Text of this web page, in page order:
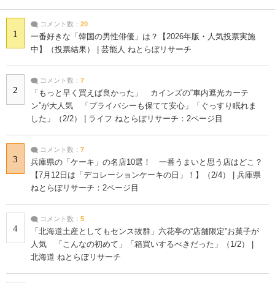
1
コメント数： 20
一番好きな「韓国の男性俳優」は？【2026年版・人気投票実施
中】（投票結果） | 芸能人 ねとらぼリサーチ
2
コメント数： 7
「もっと早く買えば良かった」 カインズの“車内遮光カーテ
ン”が大人気 「プライバシーも保てて安心」「ぐっすり眠れま
した」（2/2） | ライフ ねとらぼリサーチ：2ページ目
3
コメント数： 7
兵庫県の「ケーキ」の名店10選！ 一番うまいと思う店はどこ？
【7月12日は「デコレーションケーキの日」！】（2/4） | 兵庫県
ねとらぼリサーチ：2ページ目
4
コメント数： 5
「北海道土産としてもセンス抜群」六花亭の“店舗限定”お菓子が
人気 「こんなの初めて」「箱買いするべきだった」（1/2） |
北海道 ねとらぼリサーチ